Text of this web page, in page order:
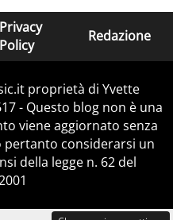
Privacy
Policy
Redazione
proprietà di Yvette
- Questo blog non è una
viene aggiornato senza
considerarsi un
della legge n. 62 del